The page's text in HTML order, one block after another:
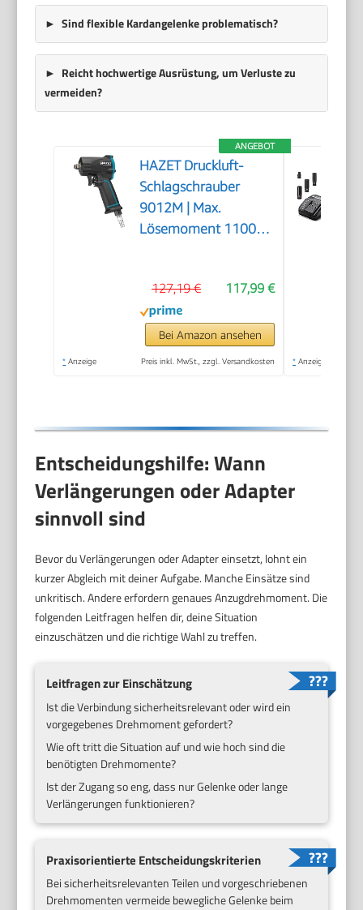
Sind flexible Kardangelenke problematisch?
Reicht hochwertige Ausrüstung, um Verluste zu
vermeiden?
ANGEBOT
HAZET Druckluft-
Schlagschrauber
9012M | Max.
Lösemoment 1100
vibrationsarm -
Werkzeug zum
Anziehen und Lösen
von Schrauben
117,99 €
127,19 €
Bei Amazon ansehen
* Anzeige Preis inkl. MwSt., zzgl. Versandkosten * Anzeige
Entscheidungshilfe: Wann
Verlängerungen oder Adapter
sinnvoll sind
Bevor du Verlängerungen oder Adapter einsetzt, lohnt ein
kurzer Abgleich mit deiner Aufgabe. Manche Einsätze sind
unkritisch. Andere erfordern genaues Anzugdrehmoment. Die
folgenden Leitfragen helfen dir, deine Situation
einzuschätzen und die richtige Wahl zu treffen.
Leitfragen zur Einschätzung
Ist die Verbindung sicherheitsrelevant oder wird ein
vorgegebenes Drehmoment gefordert?
Wie oft tritt die Situation auf und wie hoch sind die
benötigten Drehmomente?
Ist der Zugang so eng, dass nur Gelenke oder lange
Verlängerungen funktionieren?
Praxisorientierte Entscheidungskriterien
Bei sicherheitsrelevanten Teilen und vorgeschriebenen
Drehmomenten vermeide bewegliche Gelenke beim